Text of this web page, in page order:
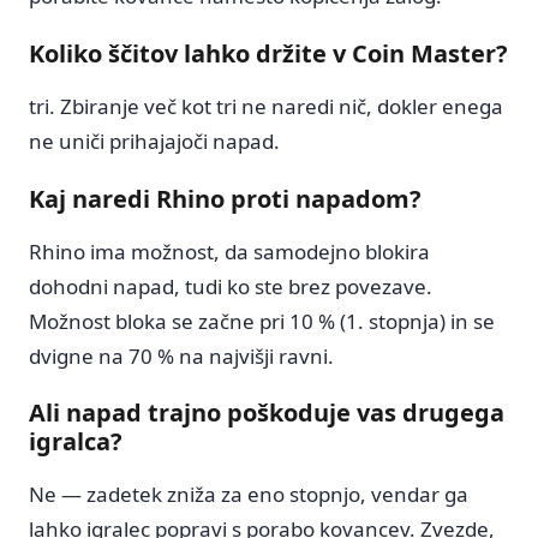
Koliko ščitov lahko držite v Coin Master?
tri. Zbiranje več kot tri ne naredi nič, dokler enega
ne uniči prihajajoči napad.
Kaj naredi Rhino proti napadom?
Rhino ima možnost, da samodejno blokira
dohodni napad, tudi ko ste brez povezave.
Možnost bloka se začne pri 10 % (1. stopnja) in se
dvigne na 70 % na najvišji ravni.
Ali napad trajno poškoduje vas drugega
igralca?
Ne — zadetek zniža za eno stopnjo, vendar ga
lahko igralec popravi s porabo kovancev. Zvezde,